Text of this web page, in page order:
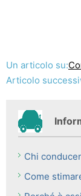
Un articolo su:
Articolo
Chi
Come